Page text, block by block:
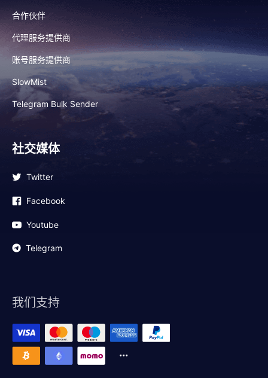
合作伙伴
代理服务提供商
账号服务提供商
SlowMist
Telegram Bulk Sender
社交媒体
Twitter
Facebook
Youtube
Telegram
我们支持